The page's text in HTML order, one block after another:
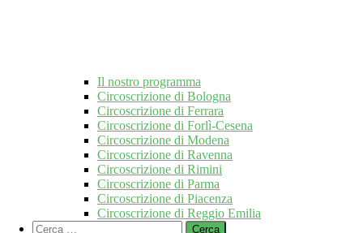
Il nostro programma
Circoscrizione di Bologna
Circoscrizione di Ferrara
Circoscrizione di Forlì-Cesena
Circoscrizione di Modena
Circoscrizione di Ravenna
Circoscrizione di Rimini
Circoscrizione di Parma
Circoscrizione di Piacenza
Circoscrizione di Reggio Emilia
Ricerca